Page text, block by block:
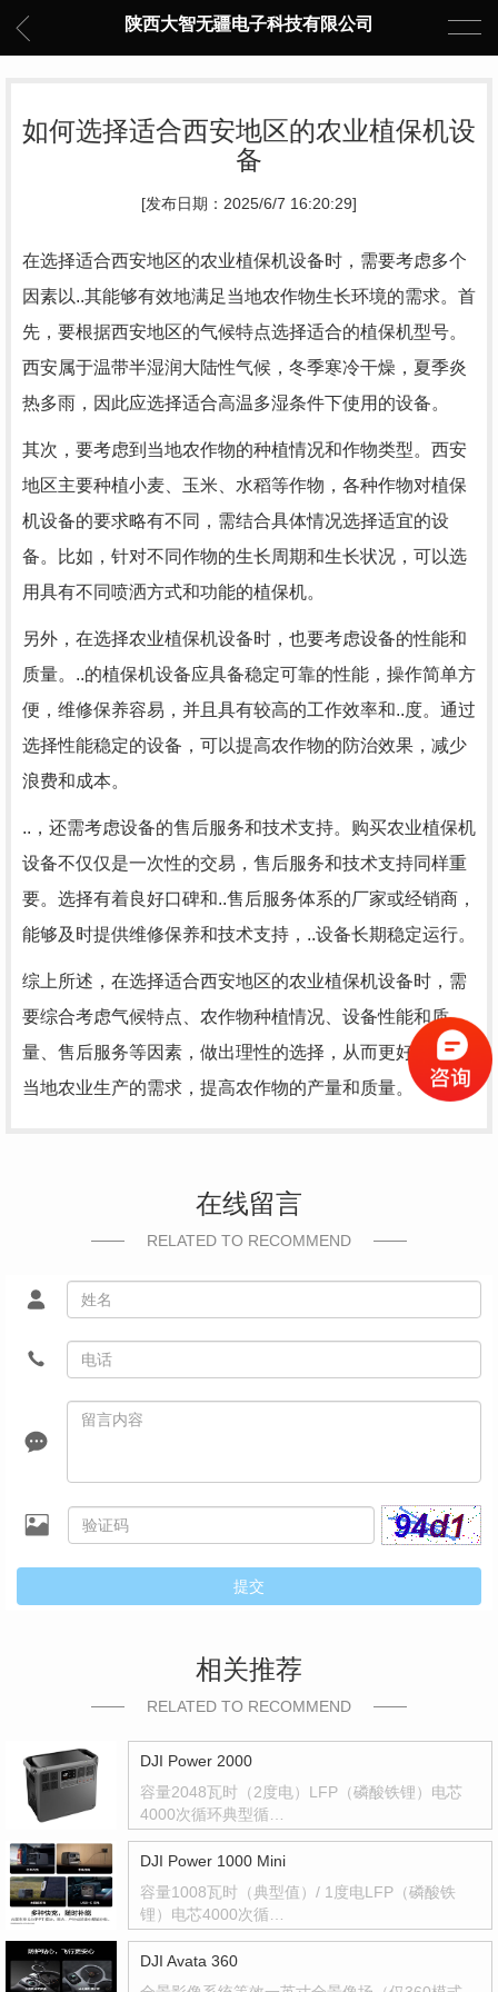
陕西大智无疆电子科技有限公司
如何选择适合西安地区的农业植保机设
备
[发布日期：2025/6/7 16:20:29]
在选择适合西安地区的农业植保机设备时，需要考虑多个
因素以..其能够有效地满足当地农作物生长环境的需求。首
先，要根据西安地区的气候特点选择适合的植保机型号。
西安属于温带半湿润大陆性气候，冬季寒冷干燥，夏季炎
热多雨，因此应选择适合高温多湿条件下使用的设备。
其次，要考虑到当地农作物的种植情况和作物类型。西安
地区主要种植小麦、玉米、水稻等作物，各种作物对植保
机设备的要求略有不同，需结合具体情况选择适宜的设
备。比如，针对不同作物的生长周期和生长状况，可以选
用具有不同喷洒方式和功能的植保机。
另外，在选择农业植保机设备时，也要考虑设备的性能和
质量。..的植保机设备应具备稳定可靠的性能，操作简单方
便，维修保养容易，并且具有较高的工作效率和..度。通过
选择性能稳定的设备，可以提高农作物的防治效果，减少
浪费和成本。
..，还需考虑设备的售后服务和技术支持。购买农业植保机
设备不仅仅是一次性的交易，售后服务和技术支持同样重
要。选择有着良好口碑和..售后服务体系的厂家或经销商，
能够及时提供维修保养和技术支持，..设备长期稳定运行。
综上所述，在选择适合西安地区的农业植保机设备时，需
要综合考虑气候特点、农作物种植情况、设备性能和质
量、售后服务等因素，做出理性的选择，从而更好地满足
当地农业生产的需求，提高农作物的产量和质量。
在线留言
RELATED TO RECOMMEND
提交
相关推荐
RELATED TO RECOMMEND
DJI Power 2000
容量2048瓦时（2度电）LFP（磷酸铁锂）电芯
4000次循环典型循…
DJI Power 1000 Mini
容量1008瓦时（典型值）/ 1度电LFP（磷酸铁
锂）电芯4000次循…
DJI Avata 360